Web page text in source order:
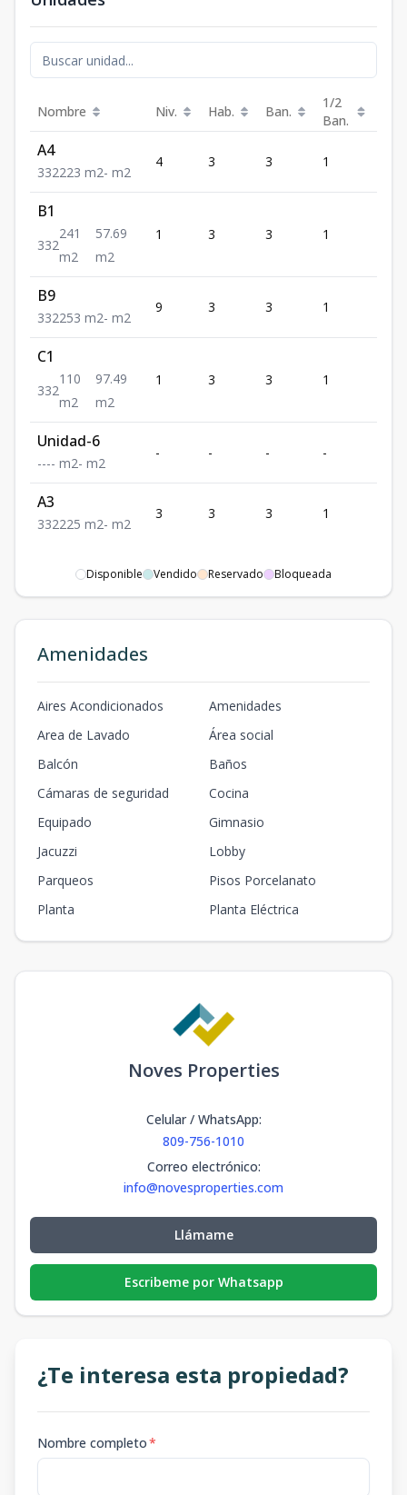
Nombre Niv. Hab. Ban.
1/2
Ban.
A4
332223 m2- m2
4 3 3 1
B1
332
241
m2
57.69
m2
1 3 3 1
B9
332253 m2- m2
9 3 3 1
C1
332
110
m2
97.49
m2
1 3 3 1
Unidad-6
---- m2- m2
- - - -
A3
332225 m2- m2
3 3 3 1
Disponible Vendido Reservado Bloqueada
Amenidades
Aires Acondicionados
Amenidades
Area de Lavado
Área social
Balcón
Baños
Cámaras de seguridad
Cocina
Equipado
Gimnasio
Jacuzzi
Lobby
Parqueos
Pisos Porcelanato
Planta
Planta Eléctrica
Noves Properties
Celular / WhatsApp:
809-756-1010
Correo electrónico:
info@novesproperties.com
Llámame
Escribeme por Whatsapp
¿Te interesa esta propiedad?
Nombre completo*